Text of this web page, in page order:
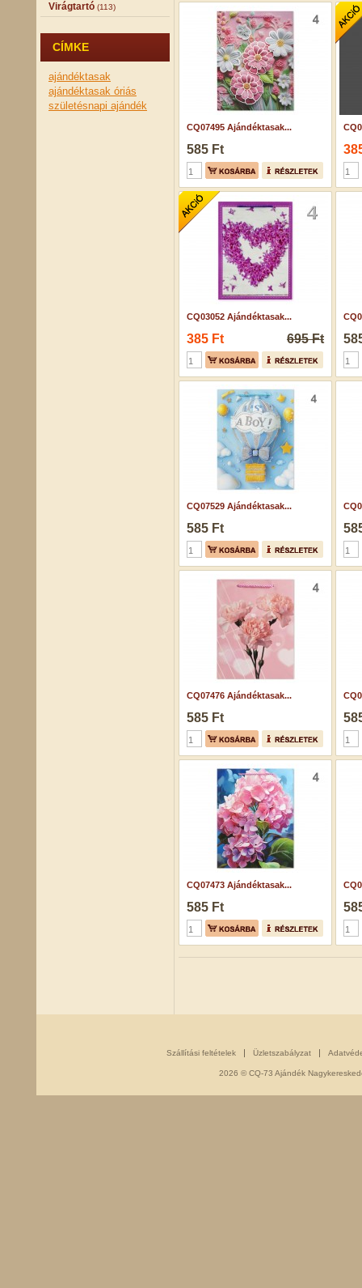
Virágtartó (113)
CÍMKE
ajándéktasak
ajándéktasak óriás
születésnapi ajándék
CQ07495 Ajándéktasak...
585 Ft
CQ03052 Ajándéktasak...
385 Ft 695 Ft
CQ07529 Ajándéktasak...
585 Ft
CQ07476 Ajándéktasak...
585 Ft
CQ07473 Ajándéktasak...
585 Ft
Szállítási feltételek Üzletszabályzat
2026 © CQ-73 Ajándék